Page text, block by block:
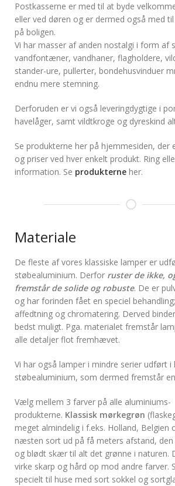
Postkasserne er med til at byde
eller ved døren og er dermed også med
på boligen.
Vi har masser af anden nostalgi i form af
vandfontæner, vandhaner, flagholdere,
stander-ure, pullerter, bondehusvinduer
endnu mere stemning.
Derforuden er vi også leveringdygtige i
havelåger, samt vildtkroge og dyreskind
Se produkterne her på hjemmesiden, der
og priser ved hver enkelt produkt. Ring
information. Se produkterne her.
Materiale
De fleste af vores klassiske lamper er
støbealuminium. Derfor ruster de ikke,
fremstår de solide og robuste. De er
og har forinden fået en speciel
affedtning og chromatering. Derved
bedst muligt. Pga. materialet fremstår
alle detaljer flot fremhævet.
Vi har også lamper i mindre serier udført i
støbealuminium, som dermed fremstår
Vælg mellem 3 farver på alle aluminiums-
produkterne. Klassisk mørkegrøn
meget almindelig i f.eks. Holland, Belgien
næsten sort ud på få meters afstand,
og blødt skær til alt det grønne i naturen.
virke skarp og hård op mod andre farver.
specielt til huse med sort sokkel og